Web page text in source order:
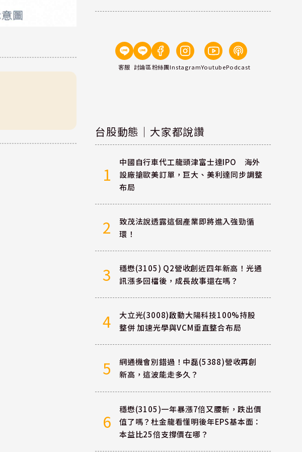
客服 討論區粉絲團InstagramYoutubePodcast
台股動態｜大家都說讚
1
中國自行車代工龍頭津富士達IPO 海外
設廠搶歐美訂單，巨大、美利達同步調整
布局
2
致茂法說透露這個產業即將進入強勁循
環！
3
穩懋(3105) Q2營收創近四年新高！光通
訊漲多回檔後，成長故事還在嗎？
4
大立光(3008)啟動大陽科技100%持股
整併 加速光學與VCM垂直整合布局
5
網通機會別錯過！中磊(5388)營收再創
新高，這波能走多久？
6
穩懋(3105)一年暴漲7倍又腰斬，跌出價
值了嗎？杜金龍看懂明後年EPS基本面：
本益比25倍支撐價在哪？